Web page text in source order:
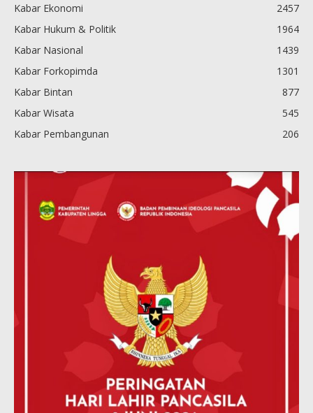
Kabar Ekonomi
2457
Kabar Hukum & Politik
1964
Kabar Nasional
1439
Kabar Forkopimda
1301
Kabar Bintan
877
Kabar Wisata
545
Kabar Pembangunan
206